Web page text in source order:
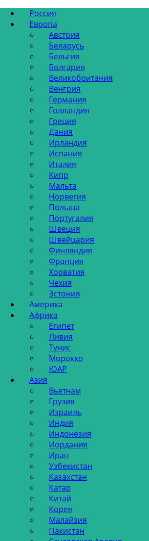
Россия
Европа
Австрия
Беларусь
Бельгия
Болгария
Великобритания
Венгрия
Германия
Голландия
Греция
Дания
Ирландия
Испания
Италия
Кипр
Мальта
Норвегия
Польша
Португалия
Швеция
Швейцария
Финляндия
Франция
Хорватия
Чехия
Эстония
Америка
Африка
Египет
Ливия
Тунис
Морокко
ЮАР
Азия
Вьетнам
Грузия
Израиль
Индия
Индонезия
Иордания
Иран
Узбекистан
Казахстан
Катар
Китай
Корея
Малайзия
Пакистан